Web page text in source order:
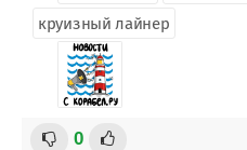
круизный лайнер
0